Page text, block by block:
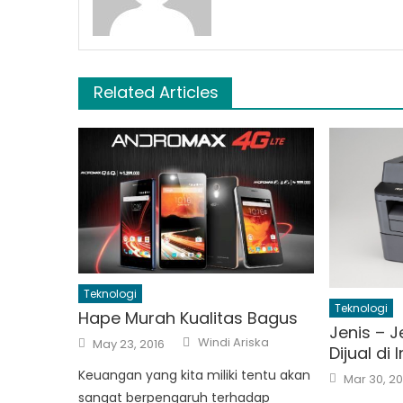
Related Articles
Teknologi
Hape Murah Kualitas Bagus
Posted
on
May 23, 2016 Author
Windi Ariska
Keuangan yang kita miliki tentu akan
sangat berpengaruh terhadap
Teknologi
Jenis –
Dijual di
Posted
on
Mar 30,